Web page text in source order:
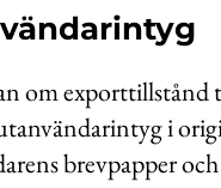
om exporttillstånd
i
brevpapper